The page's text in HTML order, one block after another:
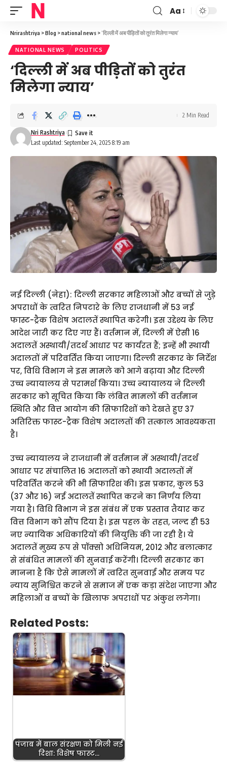
Font
Resizer
Aa
Nrirashtriya >Blog >national news > ‘दिल्ली में अब पीड़ितों को तुरंत मिलेगा न्याय’
NATIONAL NEWS POLITICS
‘दिल्ली में अब पीड़ितों को तुरंत
मिलेगा न्याय’
Last updated: September 24, 2025 8:19 am
Nri Rashtriya
2 Min Read
नई दिल्ली (नेहा): दिल्ली सरकार महिलाओं और बच्चों से जुड़े
अपराधों के त्वरित निपटारे के लिए राजधानी में 53 नई
फास्ट-ट्रैक विशेष अदालतें स्थापित करेगी। इस उद्देश्य के लिए
आदेश जारी कर दिए गए हैं। वर्तमान में, दिल्ली में ऐसी 16
अदालतें अस्थायी/तदर्थ आधार पर कार्यरत हैं; इन्हें भी स्थायी
अदालतों में परिवर्तित किया जाएगा। दिल्ली सरकार के निर्देश
पर, विधि विभाग ने इस मामले को आगे बढ़ाया और दिल्ली
उच्च न्यायालय से परामर्श किया। उच्च न्यायालय ने दिल्ली
सरकार को सूचित किया कि लंबित मामलों की वर्तमान
स्थिति और वित्त आयोग की सिफारिशों को देखते हुए 37
अतिरिक्त फास्ट-ट्रैक विशेष अदालतों की तत्काल आवश्यकता
है।
उच्च न्यायालय ने राजधानी में वर्तमान में अस्थायी/तदर्थ
आधार पर संचालित 16 अदालतों को स्थायी अदालतों में
परिवर्तित करने की भी सिफारिश की। इस प्रकार, कुल 53
(37 और 16) नई अदालतें स्थापित करने का निर्णय लिया
गया है। विधि विभाग ने इस संबंध में एक प्रस्ताव तैयार कर
वित्त विभाग को सौंप दिया है। इस पहल के तहत, जल्द ही 53
नए न्यायिक अधिकारियों की नियुक्ति की जा रही है। ये
अदालतें मुख्य रूप से पॉक्सो अधिनियम, 2012 और बलात्कार
से संबंधित मामलों की सुनवाई करेंगी। दिल्ली सरकार का
मानना ​​है कि ऐसे मामलों में त्वरित सुनवाई और समय पर
न्याय सुनिश्चित करने से समाज में एक कड़ा संदेश जाएगा और
महिलाओं व बच्चों के खिलाफ अपराधों पर अंकुश लगेगा।
Related Posts:
पंजाब में बाल संरक्षण को मिली नई
दिशा: विशेष फास्ट…